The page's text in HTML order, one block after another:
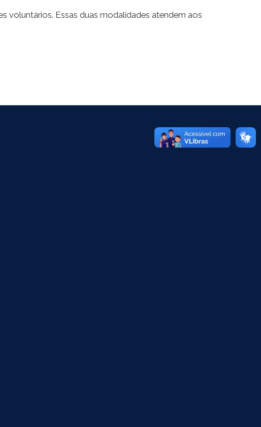
voluntários. Essas duas modalidades atendem aos